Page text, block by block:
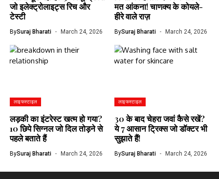
जो इलेक्ट्रोलाइट्स रिच और
टेस्टी
BySuraj Bharati March 24, 2026
मत आंकना! चाणक्य के कोयले-
हीरे वाले राज़
BySuraj Bharati March 24, 2026
लाइफस्टाइल
लड़की का इंटरेस्ट खत्म हो गया?
10 छिपे सिग्नल जो दिल तोड़ने से
पहले बताते हैं
BySuraj Bharati March 24, 2026
लाइफस्टाइल
30 के बाद चेहरा जवां कैसे रखें?
ये 7 आसान ट्रिक्स जो डॉक्टर भी
सुझाते हैं!
BySuraj Bharati March 24, 2026